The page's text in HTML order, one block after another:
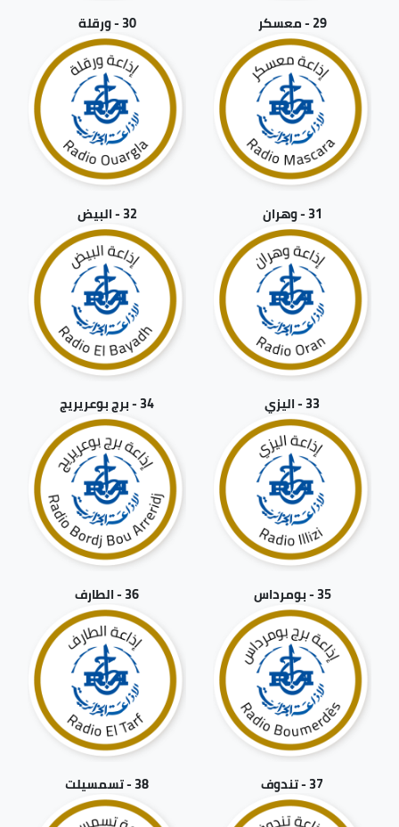
29 - معسكر 30 - ورقلة
31 - وهران 32 - البيض
33 - اليزي 34 - برج بوعريريج
35 - بومرداس 36 - الطارف
37 - تندوف 38 - تسمسيلت